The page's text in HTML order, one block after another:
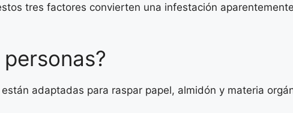
tres factores convierten una infestación
adaptadas para raspar papel, almidón y materia